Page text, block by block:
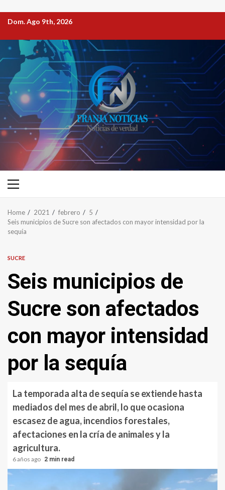
Dom. Ago 9th, 2026
Home 2021 febrero
5
Seis municipios de Sucre son afectados con mayor intensidad por la
sequía
SUCRE
Seis municipios de
Sucre son afectados
con mayor intensidad
por la sequía
La temporada alta de sequía se extiende hasta
mediados del mes de abril, lo que ocasiona
escasez de agua, incendios forestales,
afectaciones en la cría de animales y la
agricultura.
6 años ago 2 min read